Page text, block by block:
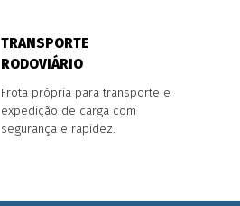
TRANSPORTE
RODOVIÁRIO
Frota própria para transporte e
expedição de carga com
segurança e rapidez.